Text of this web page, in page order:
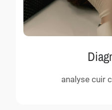
analyse cuir